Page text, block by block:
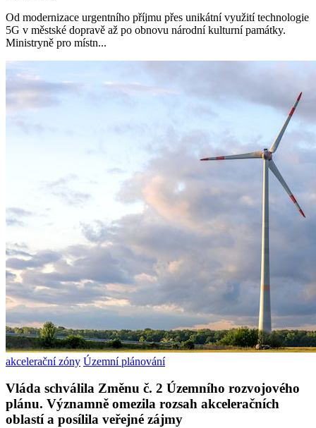
Od modernizace urgentního příjmu přes unikátní využití technologie
5G v městské dopravě až po obnovu národní kulturní památky.
Ministryně pro místn...
akcelerační zóny Územní plánování
Vláda schválila Změnu č. 2 Územního rozvojového
plánu. Významně omezila rozsah akceleračních
oblastí a posílila veřejné zájmy